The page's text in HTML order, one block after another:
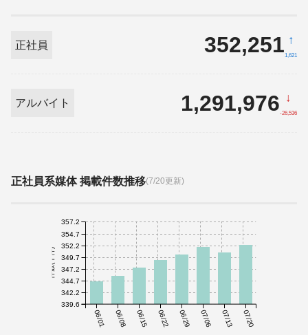
正社員 352,251 ↑
1,621
アルバイト 1,291,976 ↓
-26,536
正社員系媒体 掲載件数推移(7/20更新)
06/01 06/08 06/15 06/22 06/29 07/06 07/13 07/20
件数(千件)
339.6
342.2
344.7
347.2
349.7
352.2
354.7
357.2